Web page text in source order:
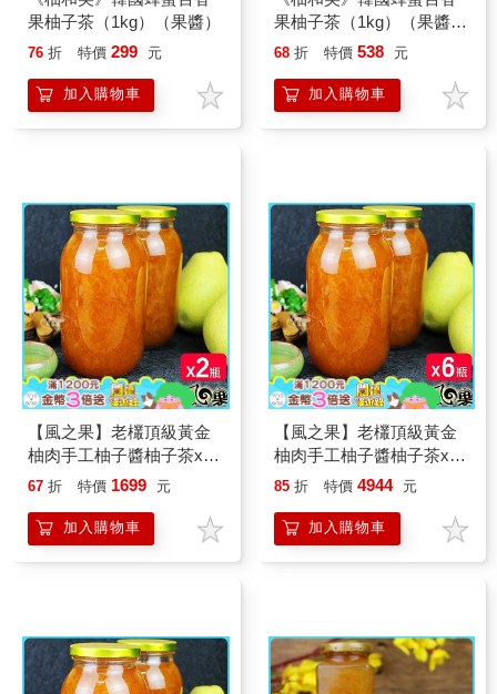
果柚子茶（1kg）（果醬）
76 折 特價 299 元
加入購物車
果柚子茶（1kg）（果醬）
2入
68 折 特價 538 元
加入購物車
【風之果】老欉頂級黃金
柚肉手工柚子醬柚子茶x2
瓶
67 折 特價 1699 元
加入購物車
【風之果】老欉頂級黃金
柚肉手工柚子醬柚子茶x6
瓶
85 折 特價 4944 元
加入購物車